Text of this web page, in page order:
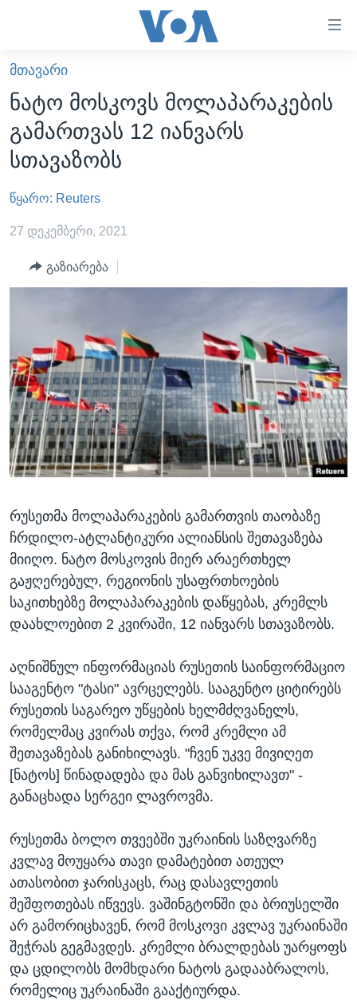
ხელმისაწვდომობისთვის
გადადით
მთავარზე
გადადით
მთავარ
ნავიგაციაზე
გადადით
ძიებაზე
ᲐᲮᲐᲚᲘ ᲐᲛᲑᲔᲑᲘ
ᲡᲐᲥᲐᲠᲗᲕᲔᲚᲝ
ᲐᲨᲨ
ᲐᲨᲨ-ᲘᲡ ᲐᲠᲩᲔᲕᲜᲔᲑᲘ 2024
ᲛᲡᲝᲤᲚᲘᲝ
ᲕᲘᲓᲔᲝᲔᲑᲘ
ᲒᲐᲓᲐᲪᲔᲛᲔᲑᲘ
ᲮᲔᲓᲕᲐ ᲕᲐᲨᲘᲜᲒᲢᲝᲜᲘᲓᲐᲜ
ᲡᲢᲣᲓᲘᲐ ᲕᲐᲨᲘᲜᲒᲢᲝᲜᲘ
ᲞᲝᲚᲘᲢᲘᲙᲐ
ᲔᲙᲝᲜᲝᲛᲘᲙᲐ
ᲯᲐᲜᲛᲠᲗᲔᲚᲝᲑᲐ
ᲛᲔᲪᲜᲘᲔᲠᲔᲑᲐ
ᲘᲜᲢᲔᲠᲕᲘᲣ
ᲒᲐᲚᲘᲚᲔᲝ
ᲓᲔᲖᲘᲜᲤᲝᲠᲛᲐᲪᲘᲐ
ᲠᲣᲡᲔᲗᲘᲡ ᲨᲔᲭᲠᲐ ᲣᲙᲠᲐᲘᲜᲐᲨᲘ
Learning English
ᲗᲕᲐᲚᲘ ᲒᲕᲐᲓᲔᲕᲜᲔᲗ
ᲛᲗᲐᲕᲐᲠᲘ
ნატო მოსკოვს მოლაპარაკების
გამართვას 12 იანვარს
სთავაზობს
წყარო: Reuters
27 დეკემბერი, 2021
გაზიარება
რუსეთმა მოლაპარაკების გამართვის თაობაზე
ჩრდილო-ატლანტიკური ალიანსის შეთავაზება
მიიღო. ნატო მოსკოვის მიერ არაერთხელ
გაჟღერებულ, რეგიონის უსაფრთხოების
საკითხებზე მოლაპარაკების დაწყებას, კრემლს
დაახლოებით 2 კვირაში, 12 იანვარს სთავაზობს.
აღნიშნულ ინფორმაციას რუსეთის საინფორმაციო
სააგენტო "ტასი" ავრცელებს. სააგენტო ციტირებს
რუსეთის საგარეო უწყების ხელმძღვანელს,
რომელმაც კვირას თქვა, რომ კრემლი ამ
შეთავაზებას განიხილავს. "ჩვენ უკვე მივიღეთ
[ნატოს] წინადადება და მას განვიხილავთ" -
განაცხადა სერგეი ლავროვმა.
რუსეთმა ბოლო თვეებში უკრაინის საზღვარზე
კვლავ მოუყარა თავი დამატებით ათეულ
ათასობით ჯარისკაცს, რაც დასავლეთის
შეშფოთებას იწვევს. ვაშინგტონში და ბრიუსელში
არ გამორიცხავენ, რომ მოსკოვი კვლავ უკრაინაში
შეჭრას გეგმავდეს. კრემლი ბრალდებას უარყოფს
და ცდილობს მომხდარი ნატოს გადააბრალოს,
რომელიც უკრაინაში გააქტიურდა.